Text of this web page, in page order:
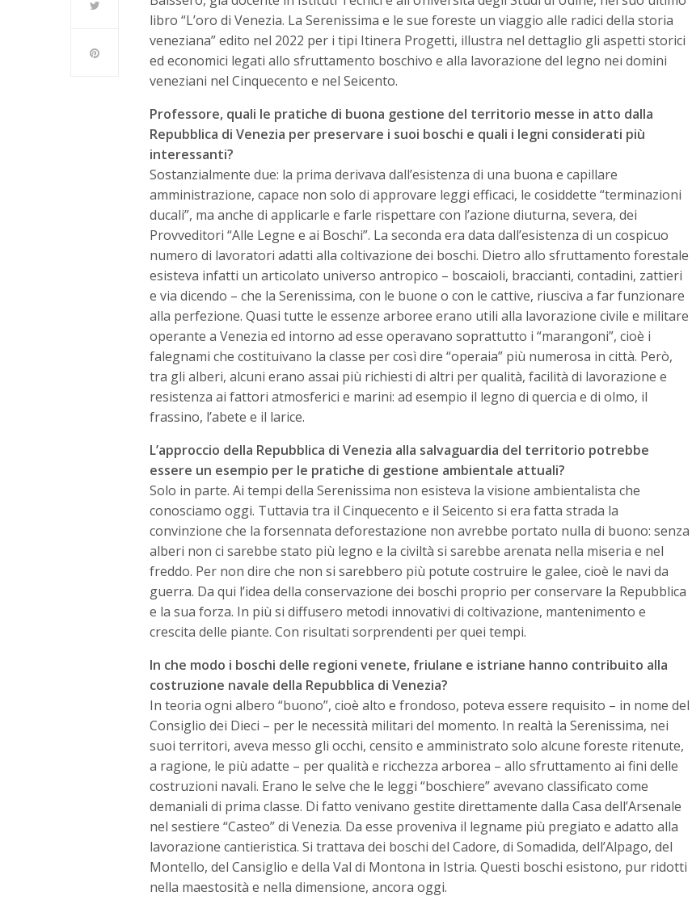
libro “L’oro di Venezia. La Serenissima e le sue foreste un viaggio alle radici della storia
veneziana” edito nel 2022 per i tipi Itinera Progetti, illustra nel dettaglio gli aspetti storici
ed economici legati allo sfruttamento boschivo e alla lavorazione del legno nei domini
veneziani nel Cinquecento e nel Seicento.
Professore, quali le pratiche di buona gestione del territorio messe in atto dalla
Repubblica di Venezia per preservare i suoi boschi e quali i legni considerati più
interessanti?
Sostanzialmente due: la prima derivava dall’esistenza di una buona e capillare
amministrazione, capace non solo di approvare leggi efficaci, le cosiddette “terminazioni
ducali”, ma anche di applicarle e farle rispettare con l’azione diuturna, severa, dei
Provveditori “Alle Legne e ai Boschi”. La seconda era data dall’esistenza di un cospicuo
numero di lavoratori adatti alla coltivazione dei boschi. Dietro allo sfruttamento forestale
esisteva infatti un articolato universo antropico – boscaioli, braccianti, contadini, zattieri
e via dicendo – che la Serenissima, con le buone o con le cattive, riusciva a far funzionare
alla perfezione. Quasi tutte le essenze arboree erano utili alla lavorazione civile e militare
operante a Venezia ed intorno ad esse operavano soprattutto i “marangoni”, cioè i
falegnami che costituivano la classe per così dire “operaia” più numerosa in città. Però,
tra gli alberi, alcuni erano assai più richiesti di altri per qualità, facilità di lavorazione e
resistenza ai fattori atmosferici e marini: ad esempio il legno di quercia e di olmo, il
frassino, l’abete e il larice.
L’approccio della Repubblica di Venezia alla salvaguardia del territorio potrebbe
essere un esempio per le pratiche di gestione ambientale attuali?
Solo in parte. Ai tempi della Serenissima non esisteva la visione ambientalista che
conosciamo oggi. Tuttavia tra il Cinquecento e il Seicento si era fatta strada la
convinzione che la forsennata deforestazione non avrebbe portato nulla di buono: senza
alberi non ci sarebbe stato più legno e la civiltà si sarebbe arenata nella miseria e nel
freddo. Per non dire che non si sarebbero più potute costruire le galee, cioè le navi da
guerra. Da qui l’idea della conservazione dei boschi proprio per conservare la Repubblica
e la sua forza. In più si diffusero metodi innovativi di coltivazione, mantenimento e
crescita delle piante. Con risultati sorprendenti per quei tempi.
In che modo i boschi delle regioni venete, friulane e istriane hanno contribuito alla
costruzione navale della Repubblica di Venezia?
In teoria ogni albero “buono”, cioè alto e frondoso, poteva essere requisito – in nome del
Consiglio dei Dieci – per le necessità militari del momento. In realtà la Serenissima, nei
suoi territori, aveva messo gli occhi, censito e amministrato solo alcune foreste ritenute,
a ragione, le più adatte – per qualità e ricchezza arborea – allo sfruttamento ai fini delle
costruzioni navali. Erano le selve che le leggi “boschiere” avevano classificato come
demaniali di prima classe. Di fatto venivano gestite direttamente dalla Casa dell’Arsenale
nel sestiere “Casteo” di Venezia. Da esse proveniva il legname più pregiato e adatto alla
lavorazione cantieristica. Si trattava dei boschi del Cadore, di Somadida, dell’Alpago, del
Montello, del Cansiglio e della Val di Montona in Istria. Questi boschi esistono, pur ridotti
nella maestosità e nella dimensione, ancora oggi.